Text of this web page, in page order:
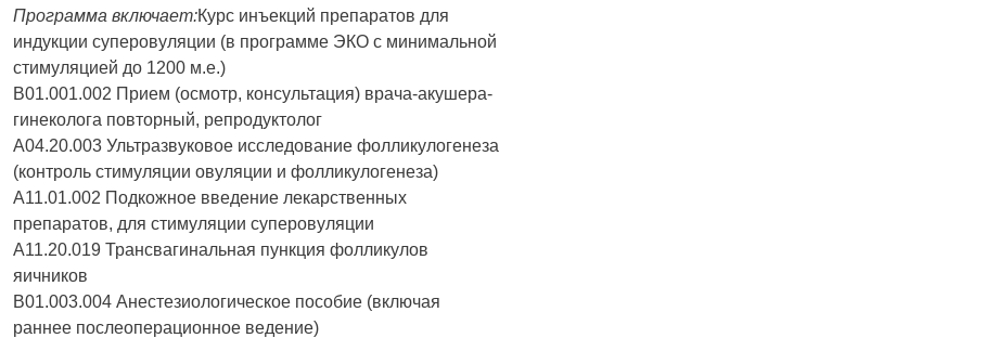
Программа включает:Курс инъекций препаратов для
индукции суперовуляции (в программе ЭКО с минимальной
стимуляцией до 1200 м.е.)
B01.001.002 Прием (осмотр, консультация) врача-акушера-
гинеколога повторный, репродуктолог
A04.20.003 Ультразвуковое исследование фолликулогенеза
(контроль стимуляции овуляции и фолликулогенеза)
A11.01.002 Подкожное введение лекарственных
препаратов, для стимуляции суперовуляции
A11.20.019 Трансвагинальная пункция фолликулов
яичников
B01.003.004 Анестезиологическое пособие (включая
раннее послеоперационное ведение)